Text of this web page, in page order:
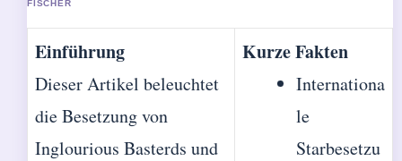
FISCHER
Einführung
Dieser Artikel beleuchtet
die Besetzung von
Inglourious Basterds und
Kurze Fakten
Internationa
le
Starbesetzu